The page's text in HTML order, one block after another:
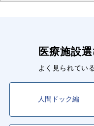
医療施設
よく見られてい
人間ドック編